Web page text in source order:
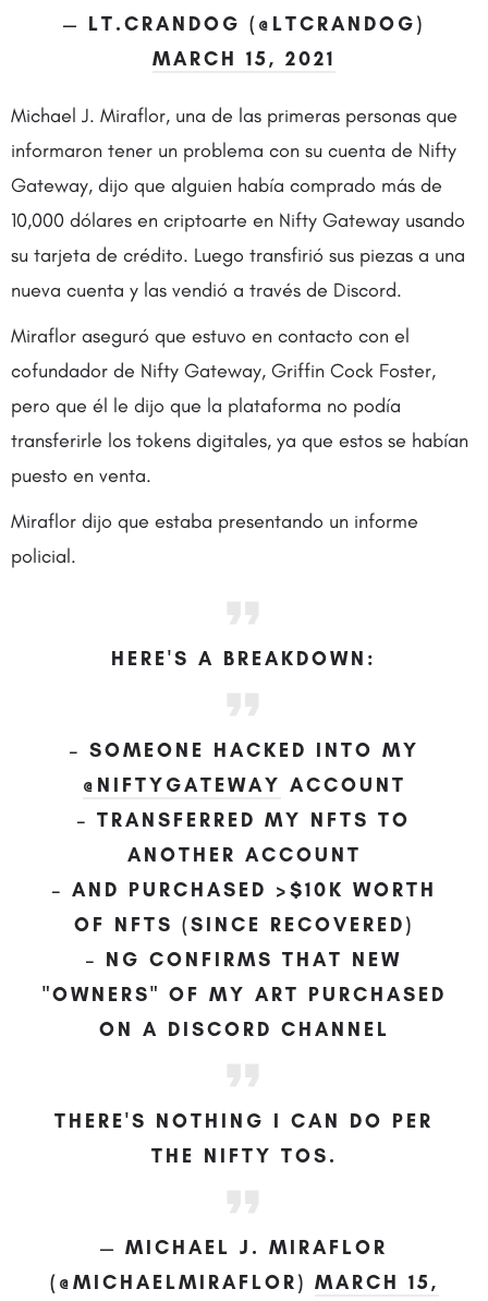
— LT.CRANDOG (@LTCRANDOG)
MARCH 15, 2021
Michael J. Miraflor, una de las primeras personas que
informaron tener un problema con su cuenta de Nifty
Gateway, dijo que alguien había comprado más de
10,000 dólares en criptoarte en Nifty Gateway usando
su tarjeta de crédito. Luego transfirió sus piezas a una
nueva cuenta y las vendió a través de Discord.
Miraflor aseguró que estuvo en contacto con el
cofundador de Nifty Gateway, Griffin Cock Foster,
pero que él le dijo que la plataforma no podía
transferirle los tokens digitales, ya que estos se habían
puesto en venta.
Miraflor dijo que estaba presentando un informe
policial.
HERE'S A BREAKDOWN:
– SOMEONE HACKED INTO MY
@NIFTYGATEWAY ACCOUNT
– TRANSFERRED MY NFTS TO
ANOTHER ACCOUNT
– AND PURCHASED >$10K WORTH
OF NFTS (SINCE RECOVERED)
– NG CONFIRMS THAT NEW
"OWNERS" OF MY ART PURCHASED
ON A DISCORD CHANNEL
THERE'S NOTHING I CAN DO PER
THE NIFTY TOS.
— MICHAEL J. MIRAFLOR
(@MICHAELMIRAFLOR) MARCH 15,